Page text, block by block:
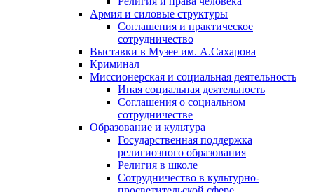
Армия и силовые структуры
Соглашения и практическое
сотрудничество
Выставки в Музее им. А.Сахарова
Криминал
Миссионерская и социальная деятельность
Иная социальная деятельность
Соглашения о социальном
сотрудничестве
Образование и культура
Государственная поддержка
религиозного образования
Религия в школе
Сотрудничество в культурно-